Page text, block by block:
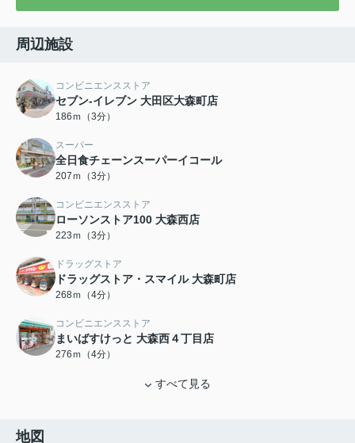
周辺施設
コンビニエンスストア
セブン‐イレブン 大田区大森町店
186ｍ（3分）
スーパー
全日食チェーンスーパーイコール
207ｍ（3分）
コンビニエンスストア
ローソンストア100 大森西店
223ｍ（3分）
ドラッグストア
ドラッグストア・スマイル 大森町店
268ｍ（4分）
コンビニエンスストア
まいばすけっと 大森西４丁目店
276ｍ（4分）
すべて見る
地図